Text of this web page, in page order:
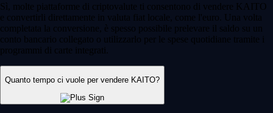
Sì, molte piattaforme di criptovalute ti consentono di vendere KAITO
e convertirli direttamente in valuta fiat locale, come l'euro. Una volta
completata la conversione, è spesso possibile prelevare il saldo su un
conto bancario collegato o utilizzarlo per le spese quotidiane tramite i
programmi di carte integrati.
Quanto tempo ci vuole per vendere KAITO?